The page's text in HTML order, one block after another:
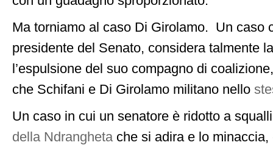
Ma torniamo al caso Di Girolamo. Un caso
presidente del Senato, considera talmente
l’espulsione del suo compagno di
che Schifani e Di Girolamo militano nello
Un caso in cui un senatore è ridotto a
della Ndrangheta che si adira e lo